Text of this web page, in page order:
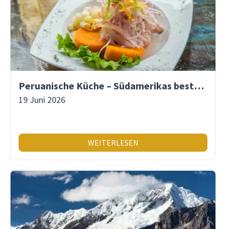
Peruanische Küche – Südamerikas beste Gastronomie
19 Juni 2026
WEITERLESEN